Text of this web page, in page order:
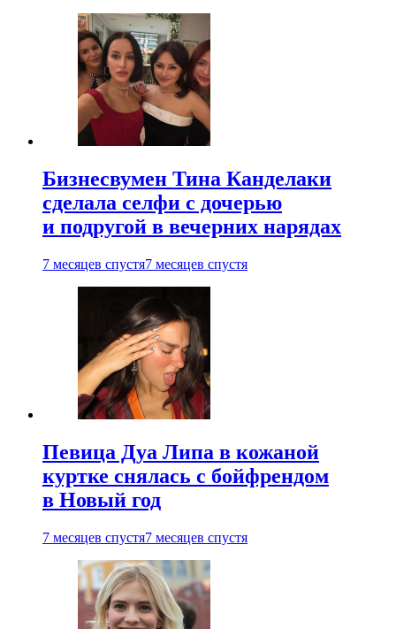
Бизнесвумен Тина Канделаки
сделала селфи с дочерью
и подругой в вечерних нарядах
7 месяцев спустя7 месяцев спустя
Певица Дуа Липа в кожаной
куртке снялась с бойфрендом
в Новый год
7 месяцев спустя7 месяцев спустя